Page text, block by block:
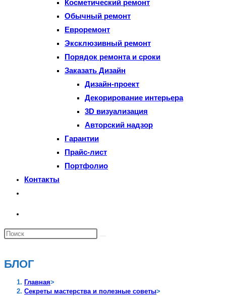
Косметический ремонт
Обычный ремонт
Евроремонт
Эксклюзивный ремонт
Порядок ремонта и сроки
Заказать Дизайн
Дизайн-проект
Декорирование интерьера
3D визуализация
Авторский надзор
Гарантии
Прайс-лист
Портфолио
Контакты
веб-
Поиск
БЛОГ
Главная>
Секреты мастерства и полезные советы>